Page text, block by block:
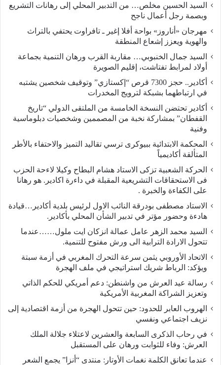
السيد الحسين مخلص… من التدبير المحلي إلى رهانات التشريع
وبصمة رجل أعمال ناجح
مهرجان «أناروز» بواحة أفلا إغير ـ تافراوت يحتفي بالتراث
والهوية ويعزز إشعاع المنطقة
السيد جمال الخنبوبي… مقاربة القرب ورهان التنمية بجماعة
أولاد لمرابط تفتاشت، إقليم الصويرة
أكادير.. حجز 7300 قرص “إكستازي” وتوقيف شخصين يشتبه
في ارتباطهما بشبكة لترويج المخدرات
أكادير تحتضن النسخة الخامسة من الملتقى الدولي “تاريخ
القفطان” بمشاركة نخبة من المصممين وشخصيات دبلوماسية
وفنية
المحكمة الابتدائية ببيوكرى ترسي تقاليد التميز والاحتفاء بالأطر
المتألقة أكاديمياً
الحركة الشعبية تزكى الاستاد هشام البطاح وكيلا لاءحة الحزب
فى الاستحقاقات التشريعية المقبلة في داءرة اكادير. هو رهانا
على الكفاءة والخبرة .
الاستاد مصطفى بودرقة النائب الاول لرئيس بلدية أكادير…قيادة
هادءة وحضور مؤتر في تدبير الشأن المحلي بأكادير.
السيد محمد الزهر عامل عمالة انزكان ايت ملول……عندما
تتحول الارادة الترابية الى ورش مفتوح للتنمية.
الاتحاد الأوروبي يثمن سرعة التحرك المغربي في أزمة سبتة
ويؤكد: الرباط شريك استراتيجي في ملف الهجرة
رسالة عيد العرش من واشنطن: دعم أمريكي للحكم الذاتي
وتعزيز الشراكة المغربية الأمريكية
​الهروب العابر للحدود: حين تتحول الهجرة من أزمة اقتصادية إلى
نزيف اجتماعي ونفسي
في رحاب الذكرى السابعة والعشرين لاعتلاء جلالة الملك
العرش: وفاء للثوابت ورهان على المستقبل
​عندما تعانق الكلمة نغمات الأوتار: منتدى “أنزا” يجمع الشعر